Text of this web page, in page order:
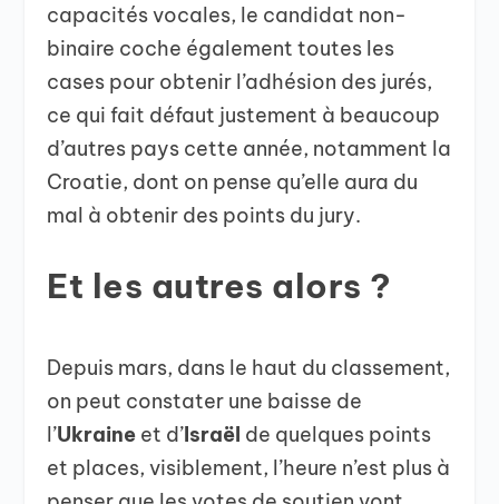
capacités vocales, le candidat non-
binaire coche également toutes les
cases pour obtenir l’adhésion des jurés,
ce qui fait défaut justement à beaucoup
d’autres pays cette année, notamment la
Croatie, dont on pense qu’elle aura du
mal à obtenir des points du jury.
Et les autres alors ?
Depuis mars, dans le haut du classement,
on peut constater une baisse de
l’Ukraine et d’Israël de quelques points
et places, visiblement, l’heure n’est plus à